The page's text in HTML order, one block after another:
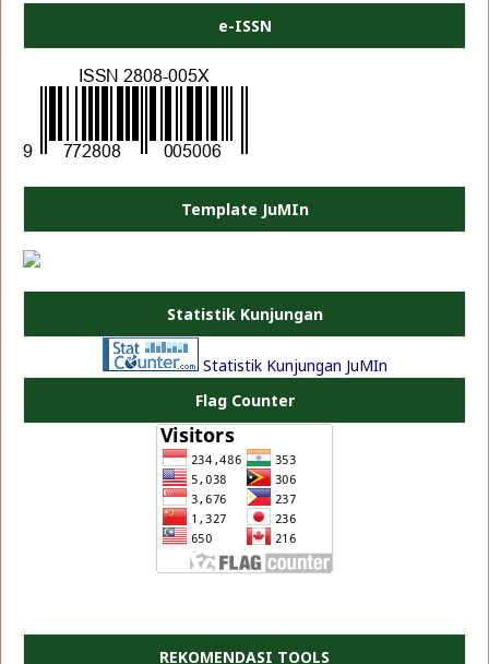
e-ISSN
Template JuMIn
Statistik Kunjungan
Statistik Kunjungan JuMIn
Flag Counter
REKOMENDASI TOOLS